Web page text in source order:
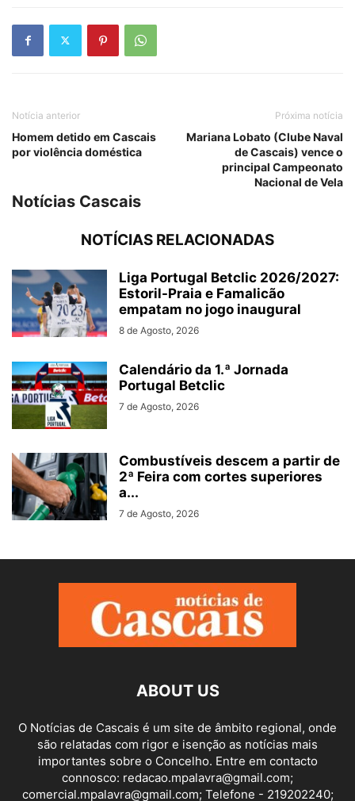
Notícia anterior
Homem detido em Cascais
por violência doméstica
Próxima notícia
Mariana Lobato (Clube Naval
de Cascais) vence o
principal Campeonato
Nacional de Vela
Notícias Cascais
NOTÍCIAS RELACIONADAS
Liga Portugal Betclic 2026/2027:
Estoril-Praia e Famalicão
empatam no jogo inaugural
8 de Agosto, 2026
Calendário da 1.ª Jornada
Portugal Betclic
7 de Agosto, 2026
Combustíveis descem a partir de
2ª Feira com cortes superiores
a...
7 de Agosto, 2026
ABOUT US
O Notícias de Cascais é um site de âmbito regional, onde
são relatadas com rigor e isenção as notícias mais
importantes sobre o Concelho. Entre em contacto
connosco: redacao.mpalavra@gmail.com;
comercial.mpalavra@gmail.com; Telefone - 219202240;